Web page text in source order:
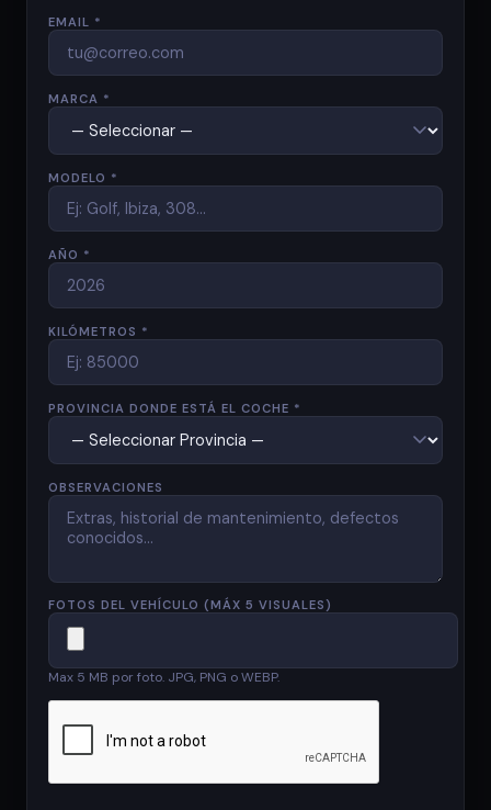
EMAIL *
MARCA *
MODELO *
AÑO *
KILÓMETROS *
PROVINCIA DONDE ESTÁ EL COCHE *
OBSERVACIONES
FOTOS DEL VEHÍCULO (MÁX 5 VISUALES)
Max 5 MB por foto. JPG, PNG o WEBP.